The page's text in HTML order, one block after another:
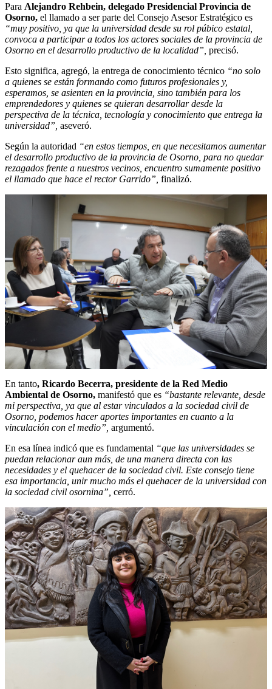
Para Alejandro Rehbein, delegado Presidencial Provincia de
Osorno, el llamado a ser parte del Consejo Asesor Estratégico es
“muy positivo, ya que la universidad desde su rol púbico estatal,
convoca a participar a todos los actores sociales de la provincia de
Osorno en el desarrollo productivo de la localidad”, precisó.
Esto significa, agregó, la entrega de conocimiento técnico “no solo
a quienes se están formando como futuros profesionales y,
esperamos, se asienten en la provincia, sino también para los
emprendedores y quienes se quieran desarrollar desde la
perspectiva de la técnica, tecnología y conocimiento que entrega la
universidad”, aseveró.
Según la autoridad “en estos tiempos, en que necesitamos aumentar
el desarrollo productivo de la provincia de Osorno, para no quedar
rezagados frente a nuestros vecinos, encuentro sumamente positivo
el llamado que hace el rector Garrido”, finalizó.
En tanto, Ricardo Becerra, presidente de la Red Medio
Ambiental de Osorno, manifestó que es “bastante relevante, desde
mi perspectiva, ya que al estar vinculados a la sociedad civil de
Osorno, podemos hacer aportes importantes en cuanto a la
vinculación con el medio”, argumentó.
En esa línea indicó que es fundamental “que las universidades se
puedan relacionar aun más, de una manera directa con las
necesidades y el quehacer de la sociedad civil. Este consejo tiene
esa importancia, unir mucho más el quehacer de la universidad con
la sociedad civil osornina”, cerró.